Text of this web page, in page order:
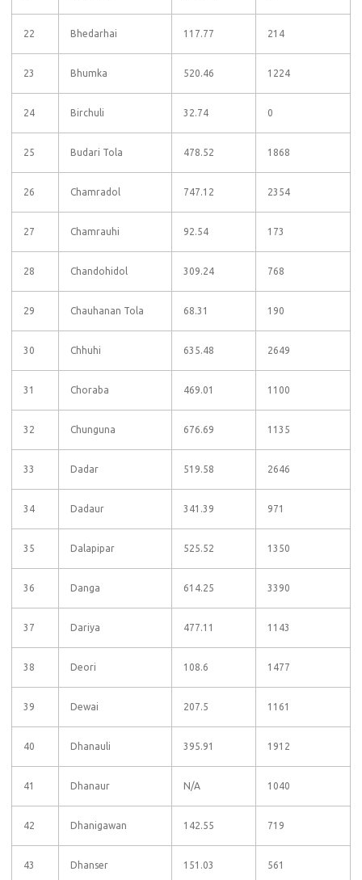
22 Bhedarhai 117.77 214
23 Bhumka 520.46 1224
24 Birchuli 32.74 0
25 Budari Tola 478.52 1868
26 Chamradol 747.12 2354
27 Chamrauhi 92.54 173
28 Chandohidol 309.24 768
29 Chauhanan Tola 68.31 190
30 Chhuhi 635.48 2649
31 Choraba 469.01 1100
32 Chunguna 676.69 1135
33 Dadar 519.58 2646
34 Dadaur 341.39 971
35 Dalapipar 525.52 1350
36 Danga 614.25 3390
37 Dariya 477.11 1143
38 Deori 108.6 1477
39 Dewai 207.5 1161
40 Dhanauli 395.91 1912
41 Dhanaur N/A 1040
42 Dhanigawan 142.55 719
43 Dhanser 151.03 561